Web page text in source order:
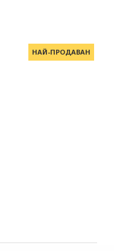
НАЙ-ПРОДАВАН